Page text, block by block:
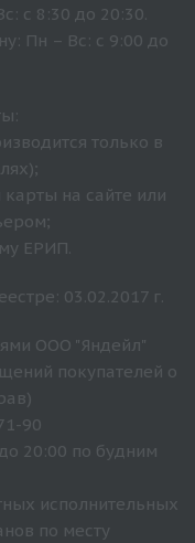
с 8:30 до 20:30.
Пн – Вс: с 9:00 до
только в
на сайте или
ЕРИП.
03.02.2017 г.
ООО "Яндейл"
покупателей о
90
20:00 по будним
исполнительных
по месту